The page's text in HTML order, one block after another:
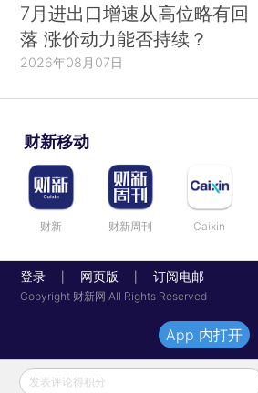
7月进出口增速从高位略有回
落 涨价动力能否持续？
2026年08月07日
财新移动
财新 财新周刊 Caixin
登录 网页版 订阅电邮
Copyright 财新网 All Rights Reserved
发表评论得积分
App 内打开